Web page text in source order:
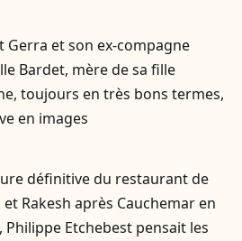
Gerra et son ex-compagne
Bardet, mère de sa fille
toujours en très bons termes,
en images
définitive du restaurant de
et Rakesh après Cauchemar en
Philippe Etchebest pensait les